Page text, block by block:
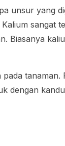
unsur yang
sangat
Biasanya
tanaman.
dengan